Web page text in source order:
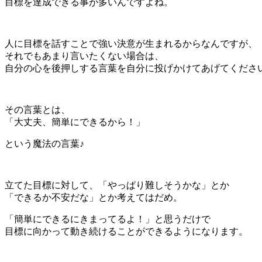
目標を達成できる事が多いんですよね。
人に目標を話すことで強い決意が生まれるからなんですが、
それでもあまり言いたくない場合は、
自分の心を後押しする言葉を自分に投げかけてあげてくださ
その言葉とは、
「大丈夫、簡単にできるから！」
という魔法の言葉♪
立てた目標に対して、「やっぱり難しそうかな」とか
「できるか不安だな」とか考えてはだめ。
「簡単にできるにきまってるよ！」と思うだけで
目標に向かって動き続けることができるようになります。